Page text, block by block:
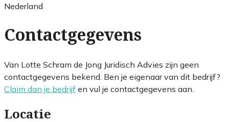
Nederland
Contactgegevens
Van Lotte Schram de Jong Juridisch Advies zijn geen
contactgegevens bekend. Ben je eigenaar van dit bedrijf?
Claim dan je bedrijf en vul je contactgegevens aan.
Locatie